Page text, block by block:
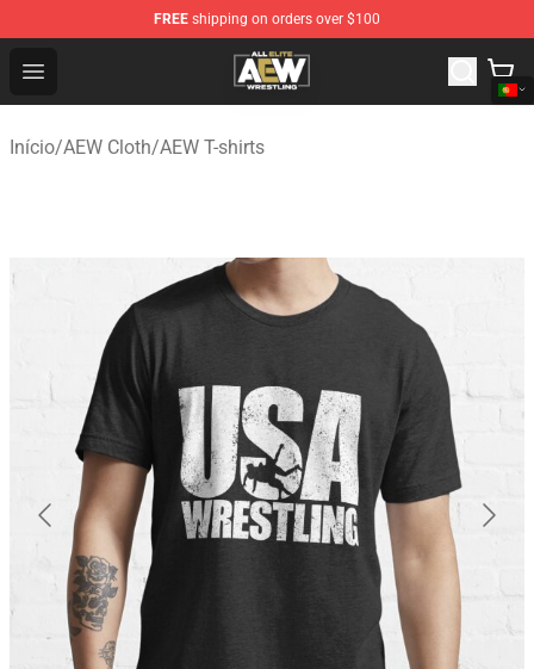
FREE shipping on orders over $100
Open menu
Aew Shop ⚡️ Official Aew Merchandise Store
Início/AEW Cloth/AEW T-shirts